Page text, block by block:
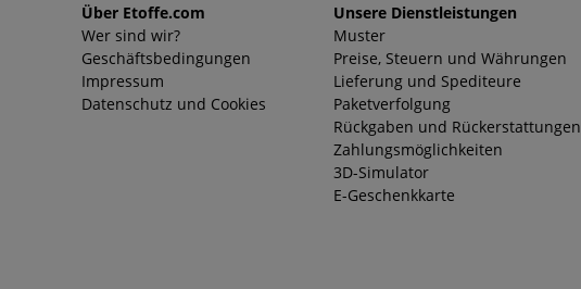
Über Etoffe.com
Wer sind wir?
Geschäftsbedingungen
Impressum
Datenschutz und Cookies
Unsere Dienstleistungen
Muster
Preise, Steuern und Währungen
Lieferung und Spediteure
Paketverfolgung
Rückgaben und Rückerstattungen
Zahlungsmöglichkeiten
3D-Simulator
E-Geschenkkarte